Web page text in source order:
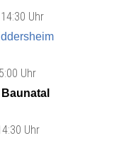
14:30 Uhr
Uhr
Uhr